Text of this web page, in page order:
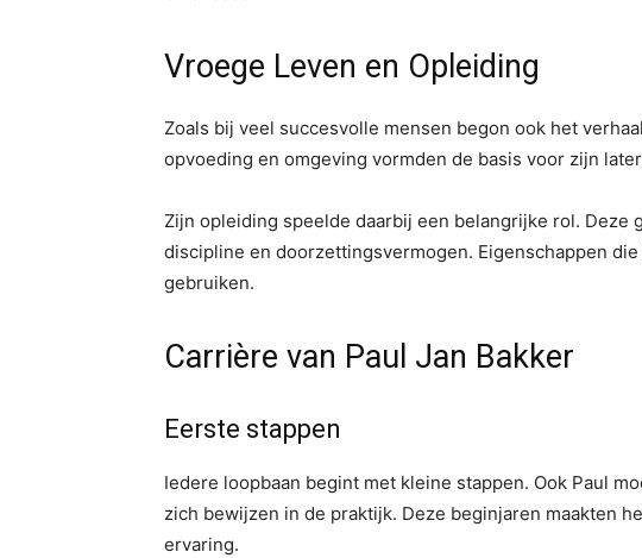
Vroege Leven en Opleiding
Zoals bij veel succesvolle mensen begon ook het
opvoeding en omgeving vormden de basis voor zijn
Zijn opleiding speelde daarbij een belangrijke rol. Deze
discipline en doorzettingsvermogen. Eigenschappen
gebruiken.
Carrière van Paul Jan Bakker
Eerste stappen
Iedere loopbaan begint met kleine stappen. Ook Paul
zich bewijzen in de praktijk. Deze beginjaren maakten
ervaring.